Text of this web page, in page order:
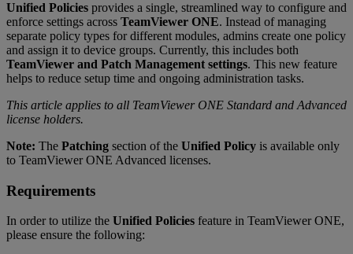
Unified Policies provides a single, streamlined way to configure and
enforce settings across TeamViewer ONE. Instead of managing
separate policy types for different modules, admins create one policy
and assign it to device groups. Currently, this includes both
TeamViewer and Patch Management settings. This new feature
helps to reduce setup time and ongoing administration tasks.
This article applies to all TeamViewer ONE Standard and Advanced
license holders.
Note: The Patching section of the Unified Policy is available only
to TeamViewer ONE Advanced licenses.
Requirements
In order to utilize the Unified Policies feature in TeamViewer ONE,
please ensure the following: